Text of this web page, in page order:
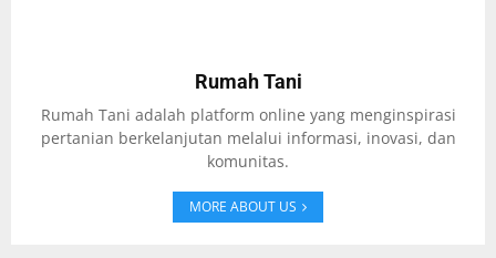
Rumah Tani
Rumah Tani adalah platform online yang menginspirasi
pertanian berkelanjutan melalui informasi, inovasi, dan
komunitas.
MORE ABOUT US